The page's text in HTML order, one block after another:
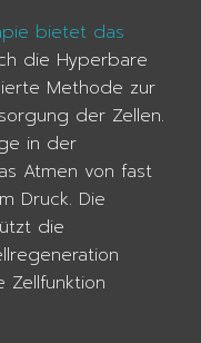
bietet das
die Hyperbare
Methode zur
der Zellen.
in der
Atmen von fast
Druck. Die
die